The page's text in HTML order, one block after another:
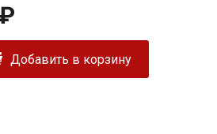
Добавить в корзину